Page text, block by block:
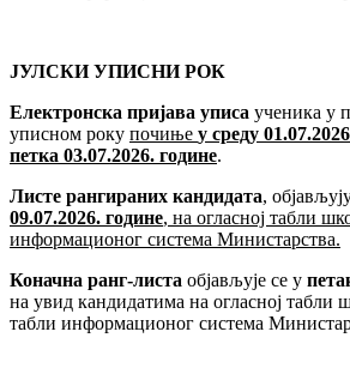
ЈУЛСКИ УПИСНИ РОК
Електронска пријава уписа ученика у
уписном року почиње у среду 01.07.2026
петка 03.07.2026. године.
Листе рангираних кандидата,
09.07.2026. године, на огласној табли
информационог система Министарства.
Коначна ранг-листа објављује се у
на увид кандидатима на огласној табли
табли информационог система